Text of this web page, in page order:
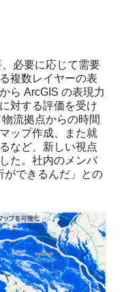
必要に応じて需要
複数レイヤーの表
ら ArcGIS の表現力
対する評価を受け
流拠点からの時間
ップ作成、また就
など、新しい視点
た。社内のメンバ
ができるんだ」との